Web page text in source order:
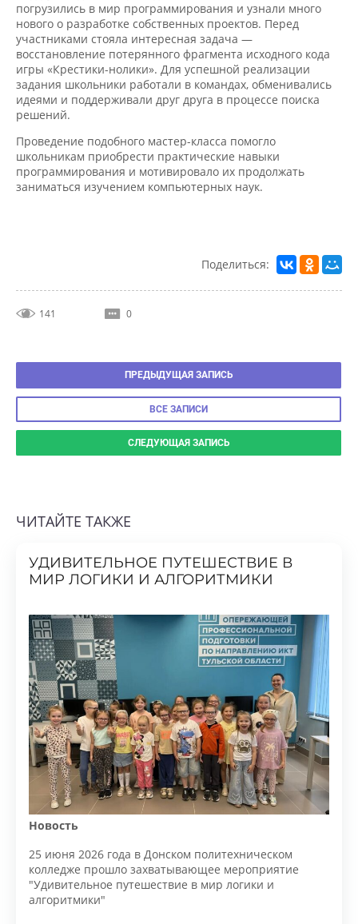
нового о разработке собственных проектов. Перед
участниками стояла интересная задача —
восстановление потерянного фрагмента исходного кода
игры «Крестики-нолики». Для успешной реализации
задания школьники работали в командах, обменивались
идеями и поддерживали друг друга в процессе поиска
решений.
школьникам приобрести практические навыки
программирования и мотивировало их продолжать
заниматься изучением компьютерных наук.
ВСЕ ЗАПИСИ
СЛЕДУЮЩАЯ ЗАПИСЬ
МИР ЛОГИКИ И АЛГОРИТМИКИ
Новость
25 июня 2026 года в Донском политехническом
"Удивительное путешествие в мир логики и
алгоритмики"